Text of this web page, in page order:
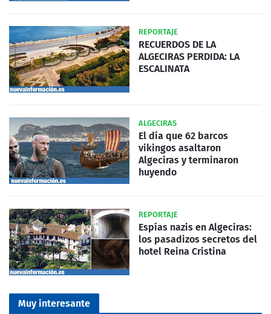
REPORTAJE
RECUERDOS DE LA
ALGECIRAS PERDIDA: LA
ESCALINATA
ALGECIRAS
El día que 62 barcos
vikingos asaltaron
Algeciras y terminaron
huyendo
REPORTAJE
Espías nazis en Algeciras:
los pasadizos secretos del
hotel Reina Cristina
Muy interesante